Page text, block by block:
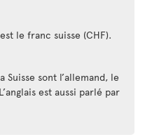
le franc suisse (CHF).
Suisse sont l’allemand, le
est aussi parlé par